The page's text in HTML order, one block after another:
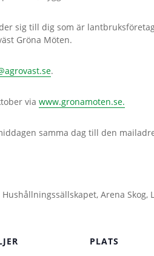
sig till dig som är
Gröna Möten.
.
via www.gronamoten.se.
samma dag till den
Arena Skog,
PLATS